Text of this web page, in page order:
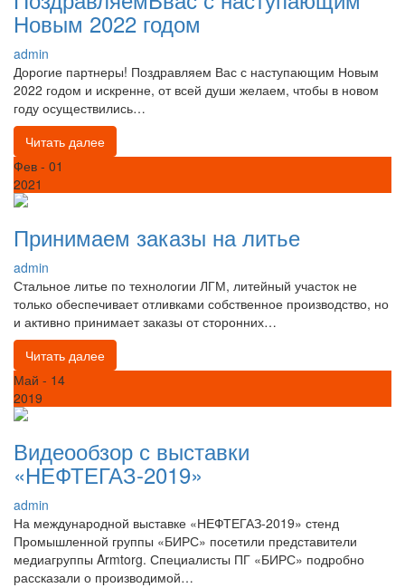
Новым 2022 годом
admin
Дорогие партнеры! Поздравляем Вас с наступающим Новым
2022 годом и искренне, от всей души желаем, чтобы в новом
году осуществились…
Читать далее
Фев - 01
2021
Принимаем заказы на литье
admin
Стальное литье по технологии ЛГМ, литейный участок не
только обеспечивает отливками собственное производство, но
и активно принимает заказы от сторонних…
Читать далее
Май - 14
2019
Видеообзор с выставки
«НЕФТЕГАЗ-2019»
admin
На международной выставке «НЕФТЕГАЗ-2019» стенд
Промышленной группы «БИРС» посетили представители
медиагруппы Armtorg. Специалисты ПГ «БИРС» подробно
рассказали о производимой…